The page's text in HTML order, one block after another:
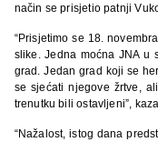
način se prisjetio patnji
“Prisjetimo se 18.
slike. Jedna moćna JNA u
grad. Jedan grad koji se
se sjećati njegove žrtve,
trenutku bili ostavljeni”,
“Nažalost, istog dana